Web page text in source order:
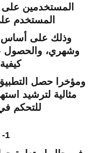
المستخدمين على
المستخدم
وذلك على أساس
وشهري،
ومؤخرا حصل
للتحكم
1- وضع الضيف